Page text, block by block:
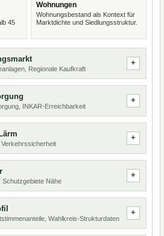
45
Wohnungen
Wohnungsbestand als Kontext für
Marktdichte und Siedlungsstruktur.
Regionale Kaufkraft
INKAR-Erreichbarkeit
Schutzgebiete Nähe
Wahlkreis-Strukturdaten